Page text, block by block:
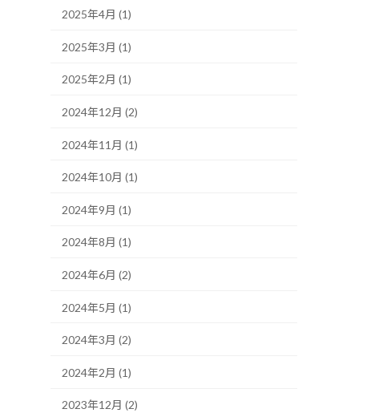
2025年4月 (1)
2025年3月 (1)
2025年2月 (1)
2024年12月 (2)
2024年11月 (1)
2024年10月 (1)
2024年9月 (1)
2024年8月 (1)
2024年6月 (2)
2024年5月 (1)
2024年3月 (2)
2024年2月 (1)
2023年12月 (2)